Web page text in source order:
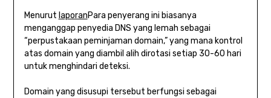
Menurut laporanPara penyerang ini biasanya
menganggap penyedia DNS yang lemah sebagai
“perpustakaan peminjaman domain,” yang mana kontrol
atas domain yang diambil alih dirotasi setiap 30-60 hari
untuk menghindari deteksi.
Domain yang disusupi tersebut berfungsi sebagai